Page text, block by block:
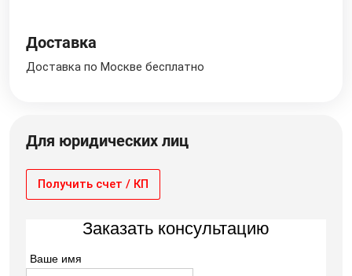
Доставка
Доставка по Москве бесплатно
Для юридических лиц
Получить счет / КП
Заказать консультацию
Ваше имя